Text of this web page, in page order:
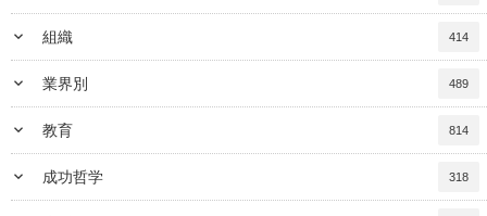
keyboard_arrow_down 組織 414
keyboard_arrow_down 業界別 489
keyboard_arrow_down 教育 814
keyboard_arrow_down 成功哲学 318